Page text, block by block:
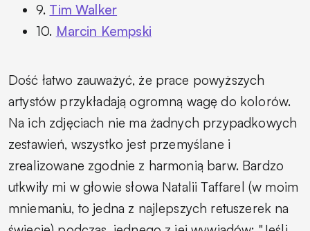
9. Tim Walker
10. Marcin Kempski
Dość łatwo zauważyć, że prace powyższych
artystów przykładają ogromną wagę do kolorów.
Na ich zdjęciach nie ma żadnych przypadkowych
zestawień, wszystko jest przemyślane i
zrealizowane zgodnie z harmonią barw. Bardzo
utkwiły mi w głowie słowa Natalii Taffarel (w moim
mniemaniu, to jedna z najlepszych retuszerek na